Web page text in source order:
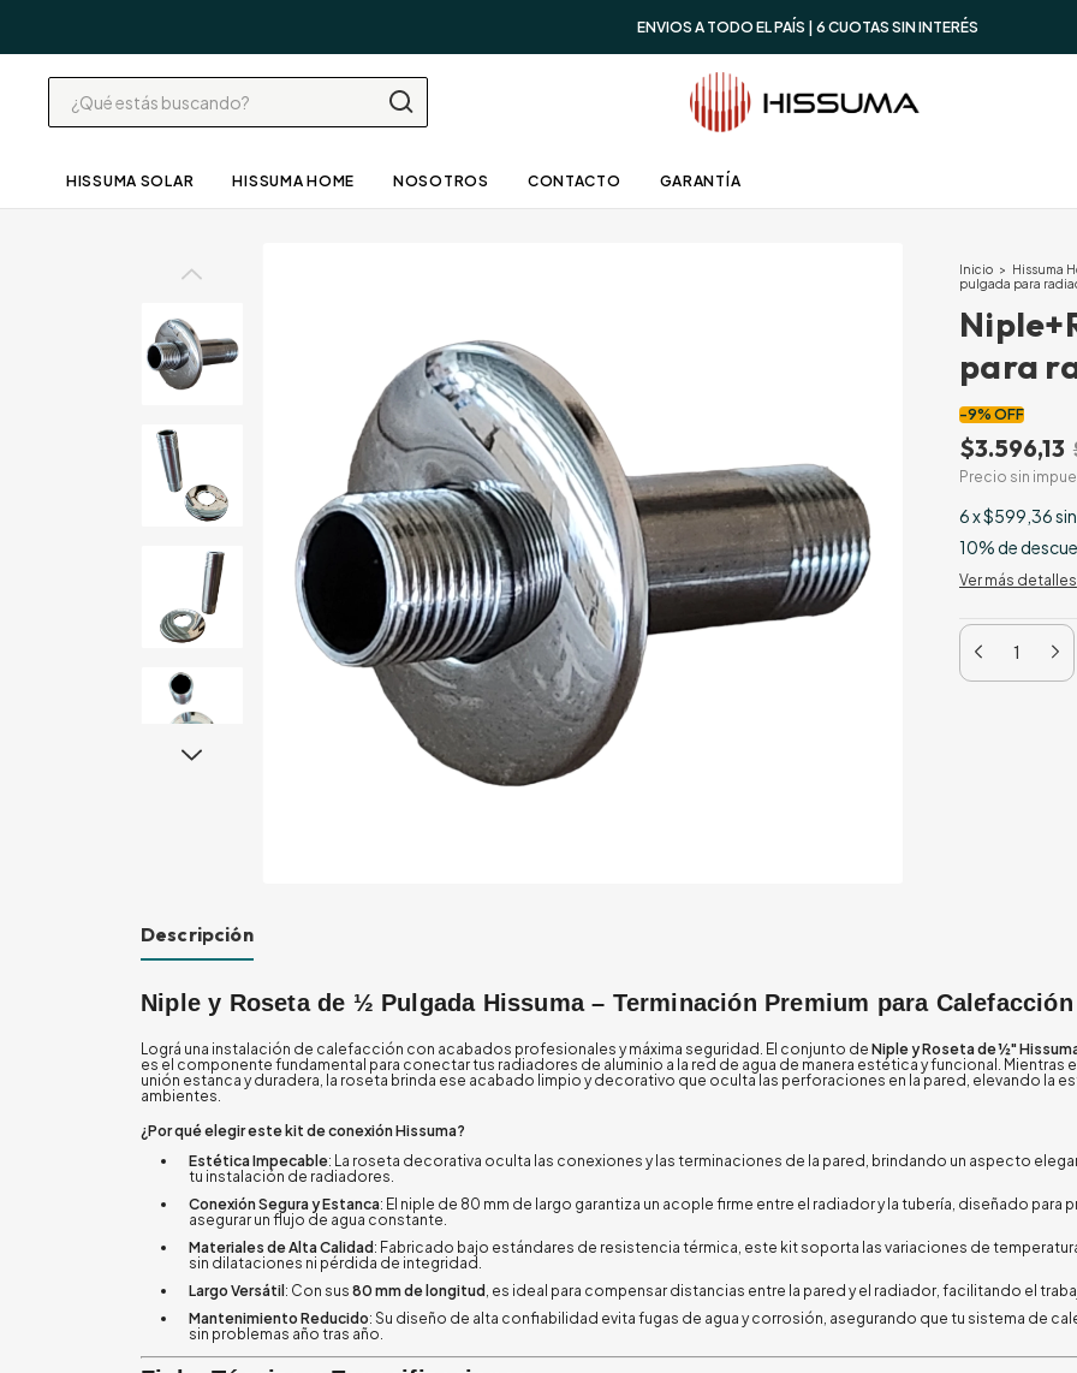
ENVIOS A TODO EL PAÍS | 6 CUOTAS SIN INTERÉS
HISSUMA SOLAR HISSUMA HOME NOSOTROS CONTACTO GARANTÍA
Inicio > Hissuma
pulgada para
para
-9% OFF
$3.596,13
Precio sin
6x$599,36
10% de
Ver más detalles
Descripción
Niple y Roseta de ½ Pulgada Hissuma – Terminación Premium para Calefacción
Lográ una instalación de calefacción con acabados profesionales y máxima seguridad. El conjunto de Niple y Roseta de ½"
es el componente fundamental para conectar tus radiadores de aluminio a la red de agua de manera estética y funcional. Mientras
unión estanca y duradera, la roseta brinda ese acabado limpio y decorativo que oculta las perforaciones en la pared, elevando la
ambientes.
¿Por qué elegir este kit de conexión Hissuma?
Estética Impecable: La roseta decorativa oculta las conexiones y las terminaciones de la pared, brindando un aspecto
tu instalación de radiadores.
Conexión Segura y Estanca: El niple de 80 mm de largo garantiza un acople firme entre el radiador y la tubería, diseñado para
asegurar un flujo de agua constante.
Materiales de Alta Calidad : Fabricado bajo estándares de resistencia térmica, este kit soporta las variaciones de
sin dilataciones ni pérdida de integridad.
Largo Versátil : Con sus 80 mm de longitud , es ideal para compensar distancias entre la pared y el radiador, facilitando el
Mantenimiento Reducido: Su diseño de alta confiabilidad evita fugas de agua y corrosión, asegurando que tu sistema de
sin problemas año tras año.